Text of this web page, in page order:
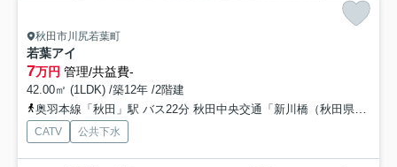
秋田市川尻若葉町
若葉アイ
7万円 管理/共益費-
42.00㎡ (1LDK) /築12年 /2階建
奥羽本線「秋田」駅 バス22分 秋田中央交通「新川橋（秋田県）」 停歩4分
CATV 公共下水